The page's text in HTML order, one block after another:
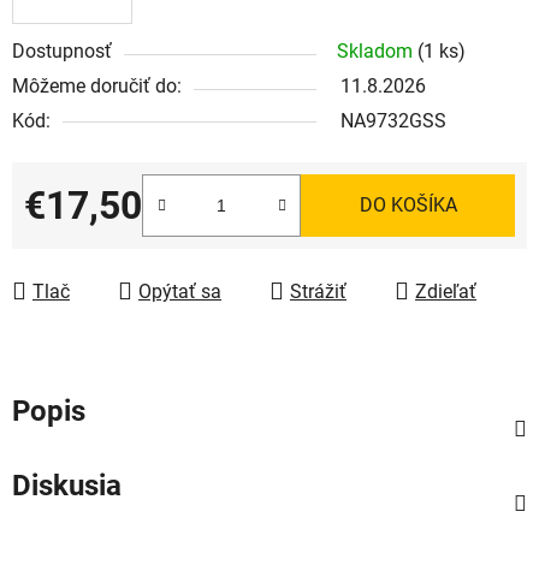
Dostupnosť Skladom (1 ks)
Môžeme doručiť do:
11.8.2026
Kód:
NA9732GSS
€17,50
Jednotková cena:
DO KOŠÍKA
Tlač Opýtať sa Strážiť Zdieľať
Popis
Diskusia